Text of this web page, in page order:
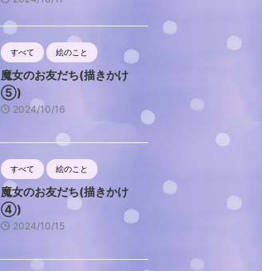
すべて 絵のこと
魔女のお友だち(描きかけ
⑤)
2024/10/16
すべて 絵のこと
魔女のお友だち(描きかけ
④)
2024/10/15